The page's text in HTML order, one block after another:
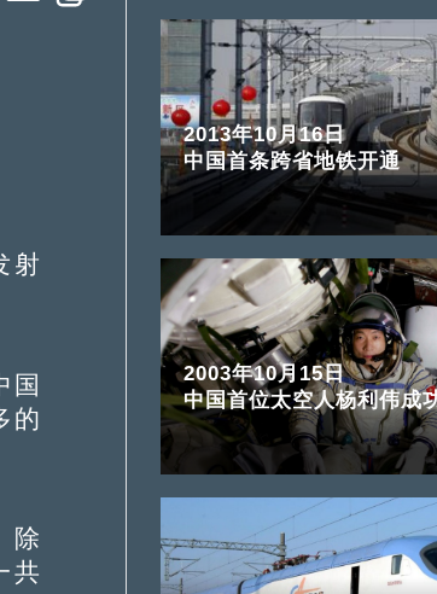
射
国
的
除
共
2013年10月16日
中国首条跨省地铁开通
2003年10月15日
中国首位太空人杨利伟成